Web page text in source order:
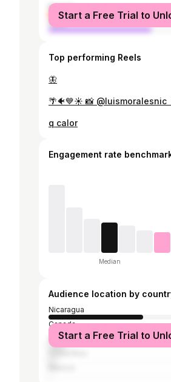
female
male
Start a Free Trial to
Top performing Reels
🦋
q calor
Engagement rate
Median
Audience location by
Nicaragua
Canada
United States
Start a Free Trial to